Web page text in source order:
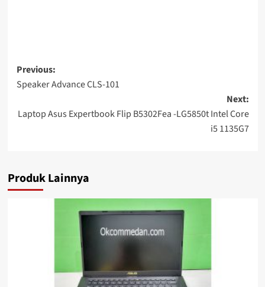
Post
navigation
Previous:
Speaker Advance CLS-101
Next:
Laptop Asus Expertbook Flip B5302Fea -LG5850t Intel Core
i5 1135G7
Produk Lainnya